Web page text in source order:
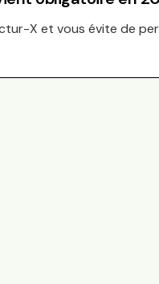
X et vous évite de